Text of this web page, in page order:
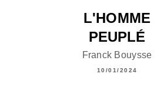
L'HOMME
PEUPLÉ
Franck Bouysse
10/01/2024